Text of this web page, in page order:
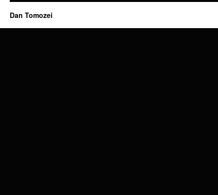
Dan Tomozei